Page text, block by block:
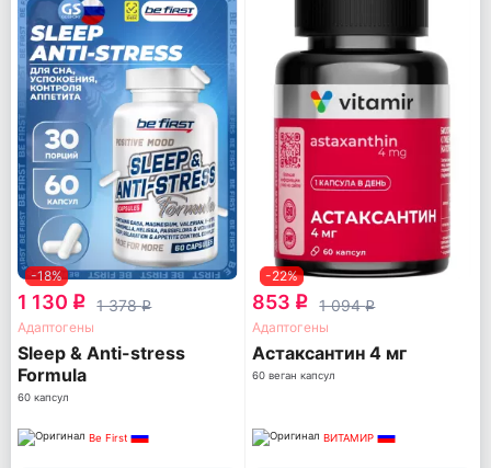
-18%
1 130 q 1 378q
Адаптогены
Sleep & Anti-stress
Formula
60 капсул
Be First
-22%
853 q 1 094q
Адаптогены
Астаксантин 4 мг
60 веган капсул
ВИТАМИР